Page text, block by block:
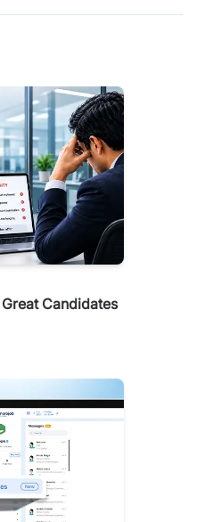
Great Candidates